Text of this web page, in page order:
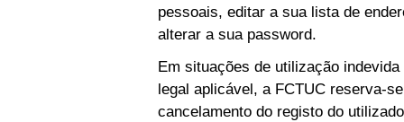
pessoais, editar a sua lista de
alterar a sua password.
Em situações de utilização
legal aplicável, a FCTUC reserva-
cancelamento do registo do